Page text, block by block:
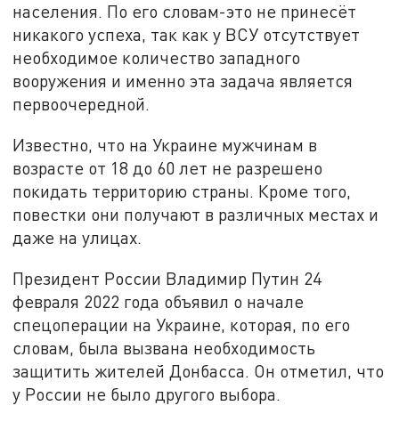
населения. По его словам-это не принесёт
никакого успеха, так как у ВСУ отсутствует
необходимое количество западного
вооружения и именно эта задача является
первоочередной.
Известно, что на Украине мужчинам в
возрасте от 18 до 60 лет не разрешено
покидать территорию страны. Кроме того,
повестки они получают в различных местах и
даже на улицах.
Президент России Владимир Путин 24
февраля 2022 года объявил о начале
спецоперации на Украине, которая, по его
словам, была вызвана необходимость
защитить жителей Донбасса. Он отметил, что
у России не было другого выбора.